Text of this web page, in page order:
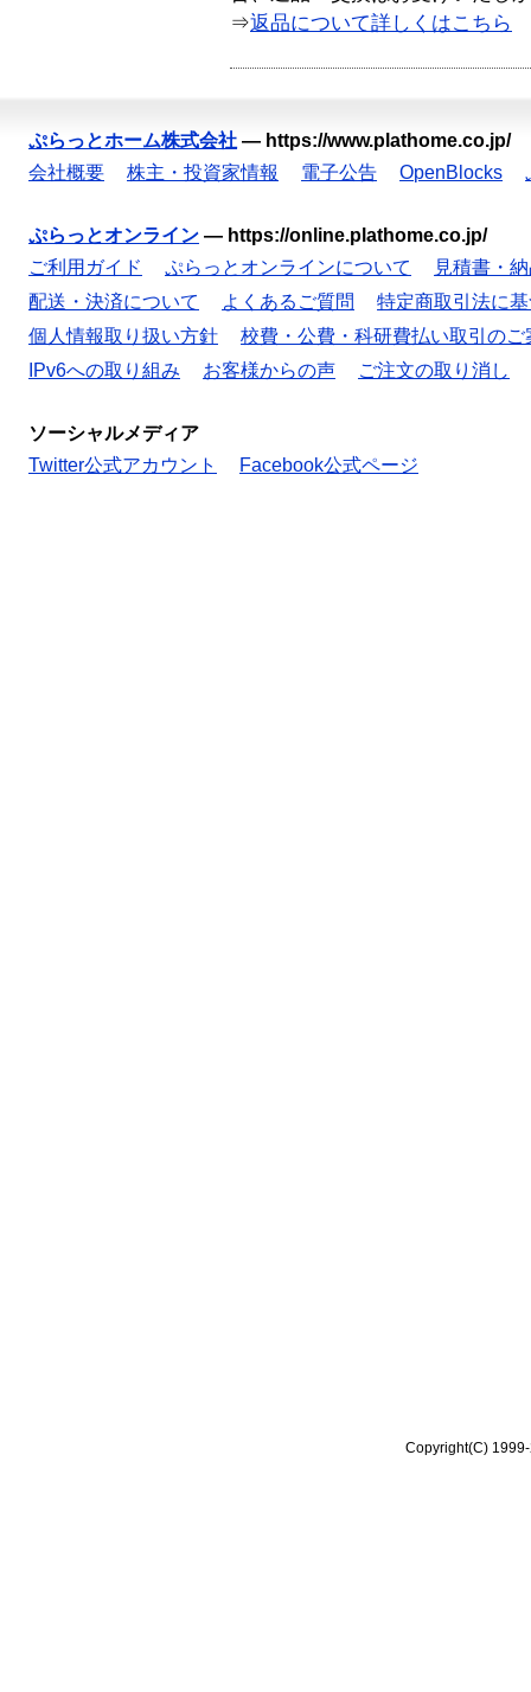
⇒返品について詳しくはこちら
ぷらっとホーム株式会社 — https://www.plathome.co.jp/
会社概要
株主・投資家情報 電子公告 OpenBlocks
ぷらっとオンライン — https://online.plathome.co.jp/
ご利用ガイド
ぷらっとオンラインについて
見積書・
配送・決済について
よくあるご質問
特定商取引法に
個人情報取り扱い方針
校費・公費・科研費払い取引のご
IPv6への取り組み
お客様からの声 ご注文の取り消し
ソーシャルメディア
Twitter公式アカウント
Facebook公式ページ
Copyright(C)